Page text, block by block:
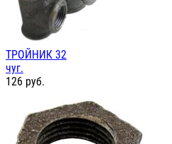
ТРОЙНИК 32
чуг.
126 руб.